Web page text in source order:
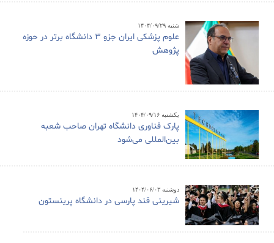
شنبه ۱۴۰۴/۰۹/۲۹
علوم پزشکی ایران جزو ۳ دانشگاه برتر در حوزه
پژوهش
یکشنبه ۱۴۰۴/۰۹/۱۶
پارک فناوری دانشگاه تهران صاحب شعبه
بین‌المللی می‌شود
دوشنبه ۱۴۰۴/۰۶/۰۳
شیرینی قند پارسی در دانشگاه پرینستون